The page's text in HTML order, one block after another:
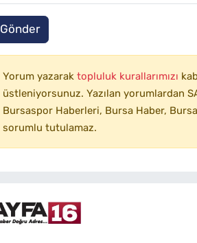
Gönder
Yorum yazarak topluluk kurallarımızı
üstleniyorsunuz. Yazılan yorumlardan
Bursaspor Haberleri, Bursa Haber,
sorumlu tutulamaz.